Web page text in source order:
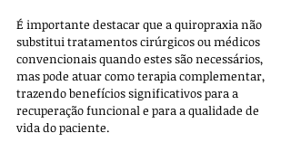
É importante destacar que a quiropraxia não
substitui tratamentos cirúrgicos ou médicos
convencionais quando estes são necessários,
mas pode atuar como terapia complementar,
trazendo benefícios significativos para a
recuperação funcional e para a qualidade de
vida do paciente.